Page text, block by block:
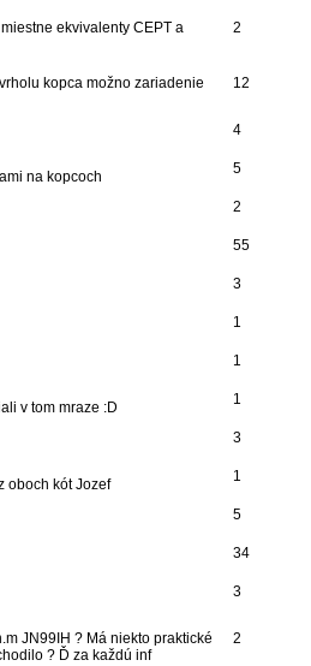
ekvivalenty CEPT a
2
kopca možno zariadenie
12
4
na kopcoch
5
2
55
3
1
1
v tom mraze :D
1
3
oboch kót Jozef
1
5
34
3
JN99IH ? Má niekto praktické
? Ď za každú inf
2